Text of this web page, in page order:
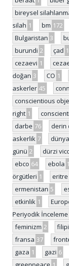
bireysel
silah 1 bm 172
Bulgaristan 3
burundi 2 çad 1
cezaevi 1
doğan 3 CO 1
askerler 45
conscientious
right 1
darbe 76 derin
askerlik 7
günü 2 dürzi
ebco 64 ebola 1
örgütleri 1 eritre
ermenistan 5
etkinlik 1
Periyodik İnceleme
feminizm 2
fransa 37
gaza 1 gazi 6